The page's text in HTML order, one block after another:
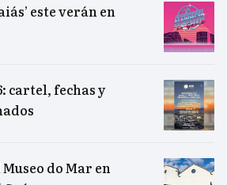
este verán en
cartel, fechas y
do Mar en